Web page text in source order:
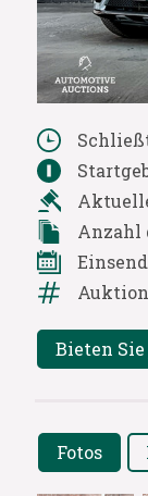
Anzahl
Bieten
Fotos